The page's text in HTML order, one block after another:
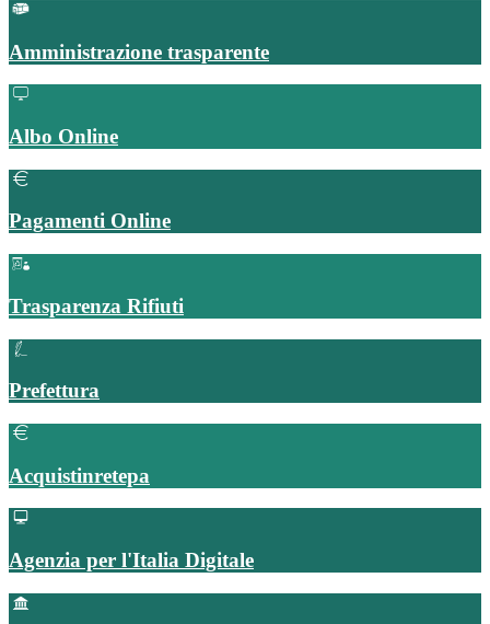
Amministrazione trasparente
Albo Online
Pagamenti Online
Trasparenza Rifiuti
Prefettura
Acquistinretepa
Agenzia per l'Italia Digitale